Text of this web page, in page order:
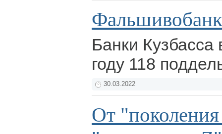
Банки
году 118
30.03.2022
От